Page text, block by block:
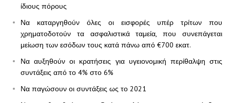
ίδιους πόρους
Να καταργηθούν όλες οι εισφορές υπέρ τρίτων που
χρηματοδοτούν τα ασφαλιστικά ταμεία, που συνεπάγεται
μείωση των εσόδων τους κατά πάνω από €700 εκατ.
Να αυξηθούν οι κρατήσεις για υγειονομική περίθαλψη στις
συντάξεις από το 4% στο 6%
Να παγώσουν οι συντάξεις ως το 2021